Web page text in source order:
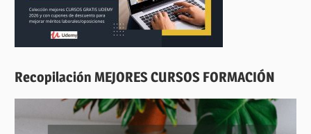
Recopilación MEJORES CURSOS FORMACIÓN